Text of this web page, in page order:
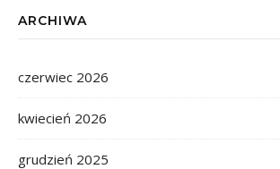
ARCHIWA
czerwiec 2026
kwiecień 2026
grudzień 2025